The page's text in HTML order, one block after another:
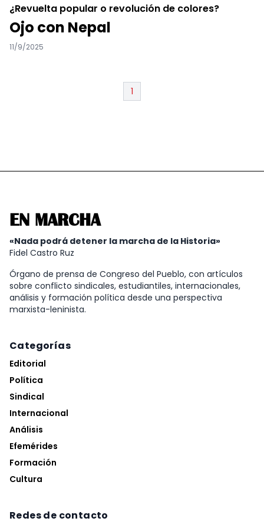
¿Revuelta popular o revolución de colores?
Ojo con Nepal
11/9/2025
1
EN MARCHA
«Nada podrá detener la marcha de la Historia»
Fidel Castro Ruz
Órgano de prensa de Congreso del Pueblo, con artículos
sobre conflicto sindicales, estudiantiles, internacionales,
análisis y formación política desde una perspectiva
marxista-leninista.
Categorías
Editorial
Política
Sindical
Internacional
Análisis
Efemérides
Formación
Cultura
Redes de contacto